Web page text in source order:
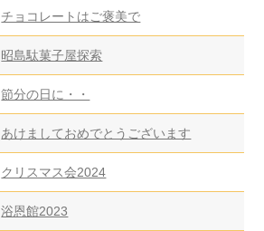
チョコレートはご褒美で
昭島駄菓子屋探索
節分の日に・・
あけましておめでとうございます
クリスマス会2024
浴恩館2023